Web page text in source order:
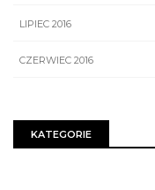
LIPIEC 2016
CZERWIEC 2016
KATEGORIE